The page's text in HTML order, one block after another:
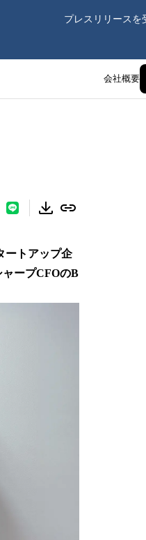
プレスリリースを
会社概要
ートアップ企
ャープCFOのB